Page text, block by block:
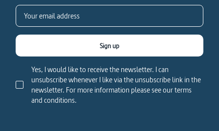
Yes, I would like to receive the newsletter. I can
unsubscribe whenever I like via the unsubscribe link in the
newsletter. For more information please see our terms
and conditions.
Sign up